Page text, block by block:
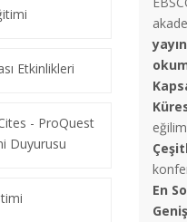
En
Etkinlikleri
- ProQuest
Duyurusu
içi Eğitimleri